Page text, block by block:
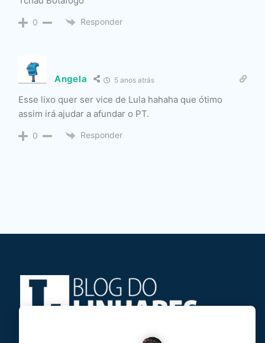
0 Responder
Angela 5 anos atrás
Esse lixo quer ser vice de Lula hahaha que ótimo
assim irá ajudar a afundar o PT.
0 Responder